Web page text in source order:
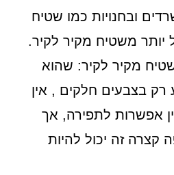
ובחנויות כמו שטיח
יותר משטיח מקיר לקיר.
מקיר לקיר: שהוא
רק בצבעים חלקים , אין
אפשרות לתפירה, אך
קצרה זה יכול להיות